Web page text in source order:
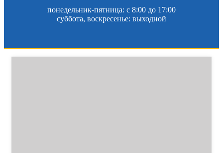
понедельник-пятница: c 8:00 до 17:00
суббота, воскресенье: выходной